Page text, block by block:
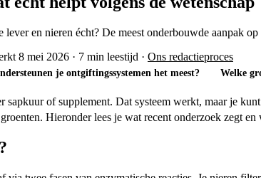
en nieren écht? De meest onderbouwde aanpak op
8 mei 2026 · 7 min leestijd · Ons redactieproces
je ontgiftingssystemen het meest? Welke
of supplement. Dat systeem werkt, maar je
Hieronder lees je wat recent onderzoek zegt en